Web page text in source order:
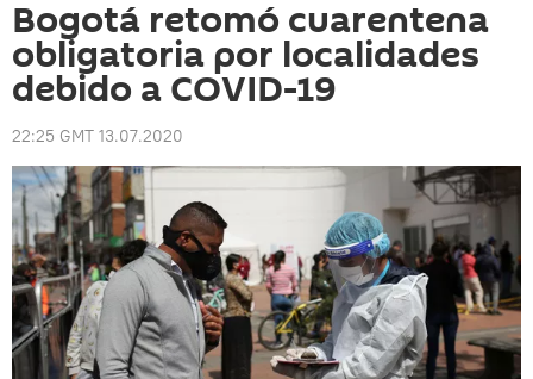
Bogotá retomó cuarentena
obligatoria por localidades
debido a COVID-19
22:25 GMT 13.07.2020